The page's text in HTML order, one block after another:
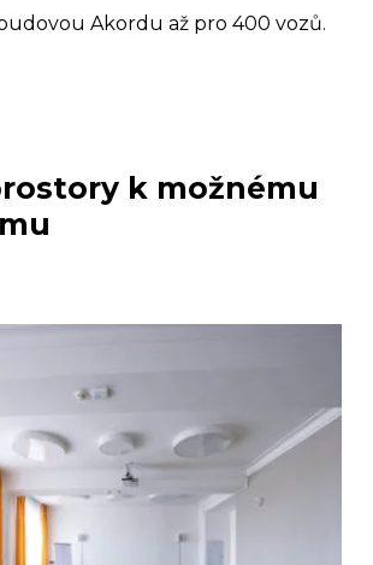
Akordu až pro 400 vozů.
k možnému